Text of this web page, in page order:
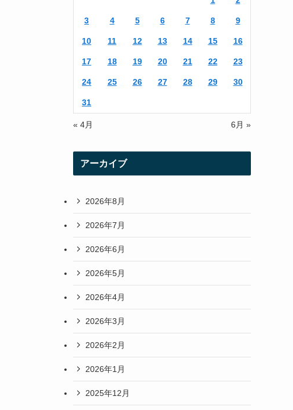
3 4 5 6 7 8 9
10 11 12 13 14 15 16
17 18 19 20 21 22 23
24 25 26 27 28 29 30
31
« 4月 6月 »
アーカイブ
2026年8月
2026年7月
2026年6月
2026年5月
2026年4月
2026年3月
2026年2月
2026年1月
2025年12月